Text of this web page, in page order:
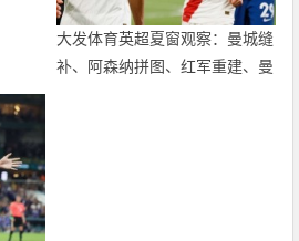
大发体育英超夏窗观察：曼城缝
补、阿森纳拼图、红军重建、曼